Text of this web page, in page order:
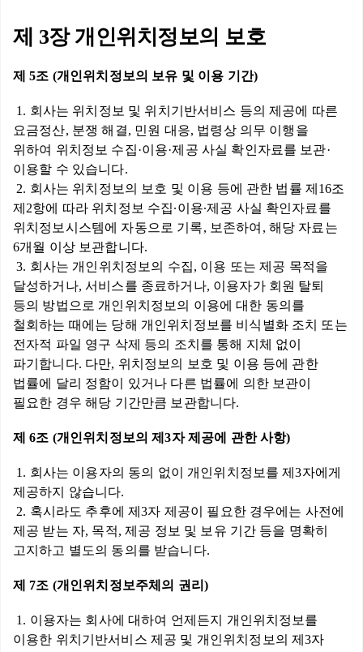
제 3장 개인위치정보의 보호
제 5조 (개인위치정보의 보유 및 이용 기간)
1. 회사는 위치정보 및 위치기반서비스 등의 제공에 따른
요금정산, 분쟁 해결, 민원 대응, 법령상 의무 이행을
위하여 위치정보 수집·이용·제공 사실 확인자료를 보관·
이용할 수 있습니다.
2. 회사는 위치정보의 보호 및 이용 등에 관한 법률 제16조
제2항에 따라 위치정보 수집∙이용∙제공 사실 확인자료를
위치정보시스템에 자동으로 기록, 보존하여, 해당 자료는
6개월 이상 보관합니다.
3. 회사는 개인위치정보의 수집, 이용 또는 제공 목적을
달성하거나, 서비스를 종료하거나, 이용자가 회원 탈퇴
등의 방법으로 개인위치정보의 이용에 대한 동의를
철회하는 때에는 당해 개인위치정보를 비식별화 조치 또는
전자적 파일 영구 삭제 등의 조치를 통해 지체 없이
파기합니다. 다만, 위치정보의 보호 및 이용 등에 관한
법률에 달리 정함이 있거나 다른 법률에 의한 보관이
필요한 경우 해당 기간만큼 보관합니다.
제 6조 (개인위치정보의 제3자 제공에 관한 사항)
1. 회사는 이용자의 동의 없이 개인위치정보를 제3자에게
제공하지 않습니다.
2. 혹시라도 추후에 제3자 제공이 필요한 경우에는 사전에
제공 받는 자, 목적, 제공 정보 및 보유 기간 등을 명확히
고지하고 별도의 동의를 받습니다.
제 7조 (개인위치정보주체의 권리)
1. 이용자는 회사에 대하여 언제든지 개인위치정보를
이용한 위치기반서비스 제공 및 개인위치정보의 제3자